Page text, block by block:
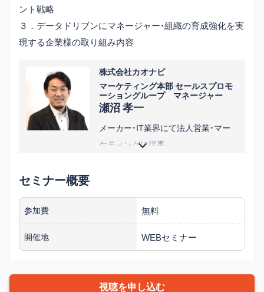
おいて、新規事業として教育研修事業
を立ち上げ、日本における中核事業に
クターとして同事業をアジア全体に
拡大、アジア各国で展開。
エーオンコンサルティング（現キンセ
うとともに、顧客企業の組織風土改革
マネジメント/リーダーシップ開発、評
※役職等は講演当時のものです
ント戦略
３．データドリブンにマネージャー・組織の育成強化を実
現する企業様の取り組み内容
株式会社カオナビ
マーケティング本部 セールスプロモ
ーショングループ マネージャー
瀬沼 孝一
メーカー・IT業界にて法人営業・マー
ケティングに従事。
ャーとして、イベントやセミナーの企
画運営部隊を率いる。
※役職等は講演当時のものです
セミナー概要
参加費 無料
開催地 WEBセミナー
視聴を申し込む